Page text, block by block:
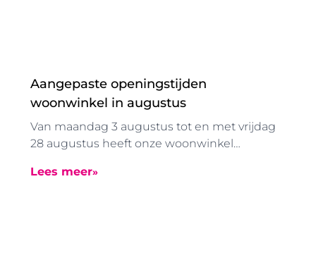
Aangepaste openingstijden
woonwinkel in augustus
Van maandag 3 augustus tot en met vrijdag
28 augustus heeft onze woonwinkel
openingstijden. De woonwinkel is in deze
Lees meer